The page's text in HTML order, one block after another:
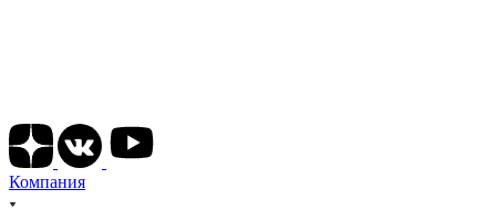
Компания